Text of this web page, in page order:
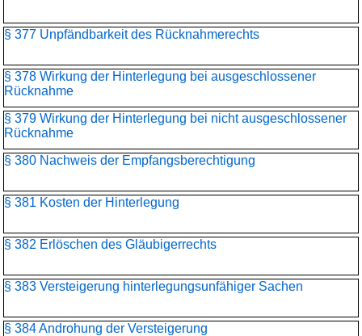
§ 377 Unpfändbarkeit des Rücknahmerechts
§ 378 Wirkung der Hinterlegung bei ausgeschlossener
Rücknahme
§ 379 Wirkung der Hinterlegung bei nicht ausgeschlossener
Rücknahme
§ 380 Nachweis der Empfangsberechtigung
§ 381 Kosten der Hinterlegung
§ 382 Erlöschen des Gläubigerrechts
§ 383 Versteigerung hinterlegungsunfähiger Sachen
§ 384 Androhung der Versteigerung